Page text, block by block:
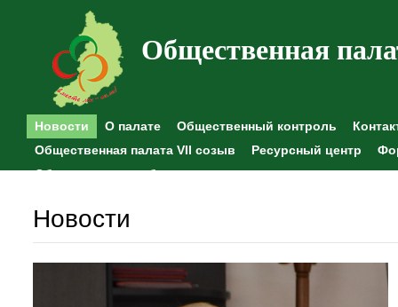
Общественная
Новости О палате Общественный контроль
Общественная палата VII созыв
Ресурсный центр
Общественные наблюдения
Новости